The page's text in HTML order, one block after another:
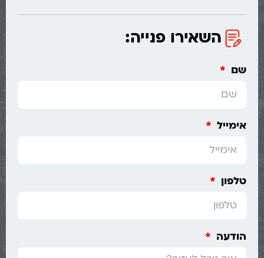
השאירו פנייה:
שם
אימייל
טלפון
הודעה